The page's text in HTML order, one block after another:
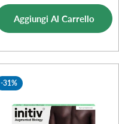
di
vendita
normale
Aggiungi Al Carrello
-31%